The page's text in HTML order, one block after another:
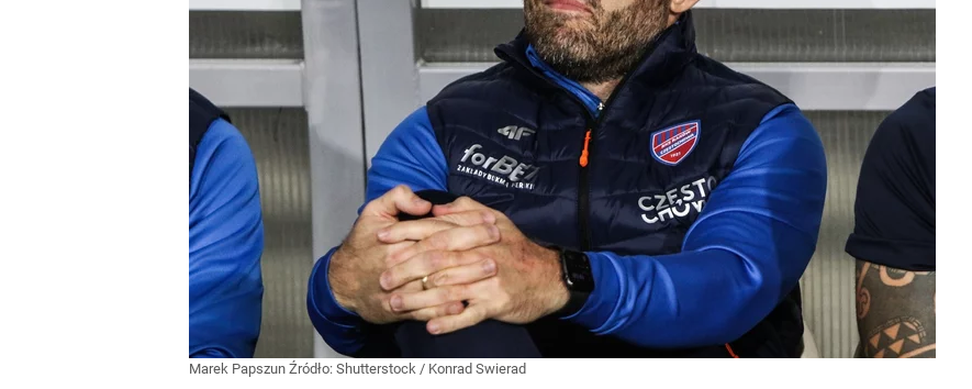
Marek Papszun Źródło: Shutterstock / Konrad Swierad